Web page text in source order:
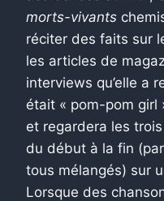
morts-vivants
réciter des faits sur
les articles de
interviews qu’elle a
était « pom-pom girl
et regardera les trois
du début à la fin
tous mélangés) sur
Lorsque des